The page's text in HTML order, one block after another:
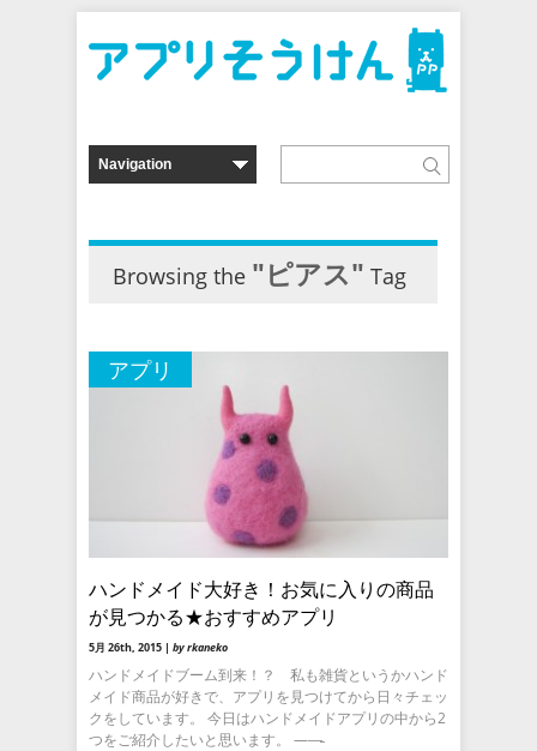
Browsing the "ピアス" Tag
アプリ
ハンドメイド大好き！お気に入りの商品
が見つかる★おすすめアプリ
5月 26th, 2015 | by rkaneko
ハンドメイドブーム到来！？ 私も雑貨というかハンド
メイド商品が好きで、アプリを見つけてから日々チェッ
クをしています。 今日はハンドメイドアプリの中から2
つをご紹介したいと思います。 ——̵